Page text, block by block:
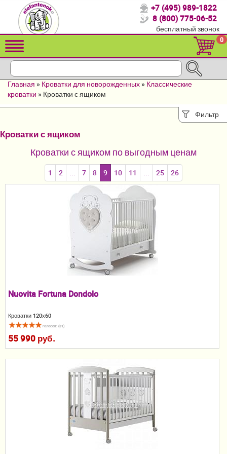
Спасибо, что выбрали нас!
Распродажа!
Детские коляски
Кроватки для новорожденных
Конверты, муфты
Детский транспорт
Летние товары
Мебель и аксессуары
Постельные принадлежности
Манежи
Безопасность ребенка
Принадлежности для выписки
Сумки для мам и детей
+7 (495) 989-1822
8 (800) 775-06-52
бесплатный звонок
0
Главная » Кроватки для новорожденных » Классические
кроватки » Кроватки с ящиком
Фильтр
Кроватки с ящиком
Кроватки с ящиком по выгодным ценам
1 2 ... 7 8 9 10 11 ... 25 26
Nuovita Fortuna Dondolo
Кроватки 120х60
голосов: (31)
55 990 руб.